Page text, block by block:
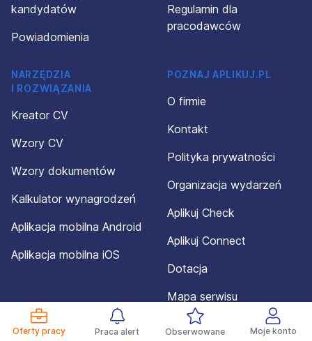
Oferty pracy Praca alert Obserwowane Moje konto
kandydatów
Powiadomienia
Regulamin dla
pracodawców
NARZĘDZIA
I ROZWIĄZANIA
Kreator CV
Wzory CV
Wzory dokumentów
Kalkulator wynagrodzeń
Aplikacja mobilna Android
Aplikacja mobilna iOS
POZNAJ APLIKUJ.PL
O firmie
Kontakt
Polityka prywatności
Organizacja wydarzeń
Aplikuj Check
Aplikuj Connect
Dotacja
Mapa serwisu